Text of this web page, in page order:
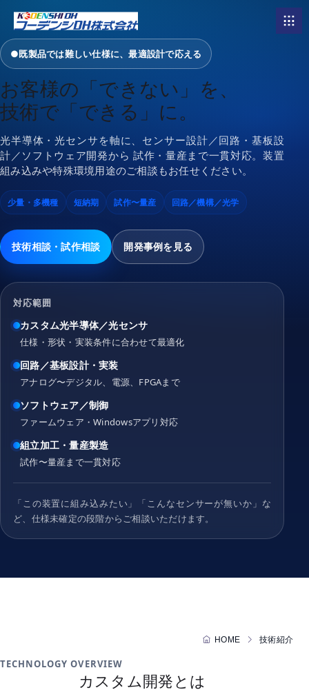
●既製品では難しい仕様に、最適設計で応える
お客様の「できない」を、
技術で「できる」に。
光半導体・光センサを軸に、センサー設計／回路・基板設
計／ソフトウェア開発から 試作・量産まで一貫対応。装置
組み込みや特殊環境用途のご相談もお任せください。
少量・多機種 短納期 試作〜量産 回路／機構／光学
技術相談・試作相談 開発事例を見る
対応範囲
カスタム光半導体／光センサ
仕様・形状・実装条件に合わせて最適化
回路／基板設計・実装
アナログ〜デジタル、電源、FPGAまで
ソフトウェア／制御
ファームウェア・Windowsアプリ対応
組立加工・量産製造
試作〜量産まで一貫対応
「この装置に組み込みたい」「こんなセンサーが無いか」な
ど、仕様未確定の段階からご相談いただけます。
HOME 技術紹介
TECHNOLOGY OVERVIEW
カスタム開発とは